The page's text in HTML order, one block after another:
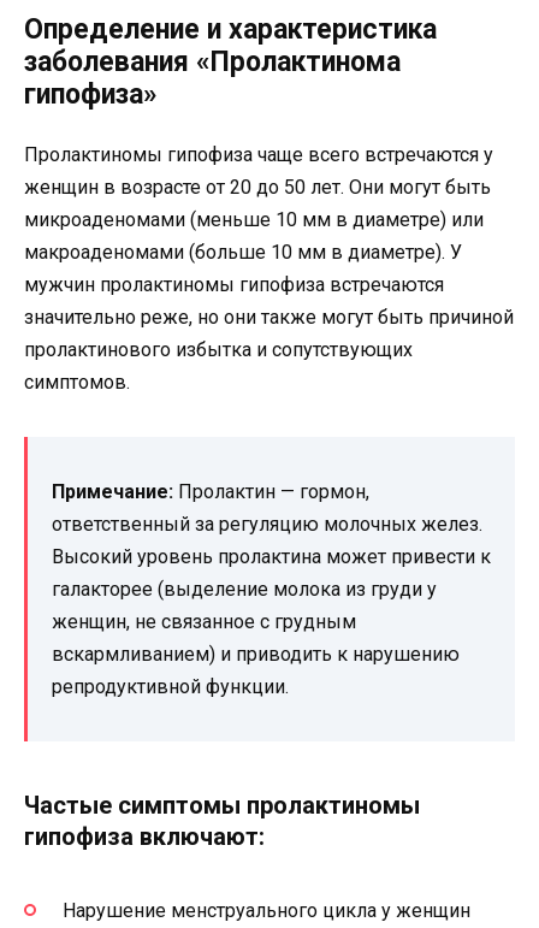
Определение и характеристика
заболевания «Пролактинома
гипофиза»
Пролактиномы гипофиза чаще всего встречаются у
женщин в возрасте от 20 до 50 лет. Они могут быть
микроаденомами (меньше 10 мм в диаметре) или
макроаденомами (больше 10 мм в диаметре). У
мужчин пролактиномы гипофиза встречаются
значительно реже, но они также могут быть причиной
пролактинового избытка и сопутствующих
симптомов.
Примечание: Пролактин — гормон,
ответственный за регуляцию молочных желез.
Высокий уровень пролактина может привести к
галакторее (выделение молока из груди у
женщин, не связанное с грудным
вскармливанием) и приводить к нарушению
репродуктивной функции.
Частые симптомы пролактиномы
гипофиза включают:
Нарушение менструального цикла у женщин